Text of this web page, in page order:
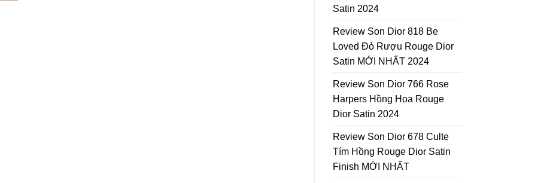
Satin 2024
Review Son Dior 818 Be
Loved Đỏ Rượu Rouge Dior
Satin MỚI NHẤT 2024
Review Son Dior 766 Rose
Harpers Hồng Hoa Rouge
Dior Satin 2024
Review Son Dior 678 Culte
Tím Hồng Rouge Dior Satin
Finish MỚI NHẤT